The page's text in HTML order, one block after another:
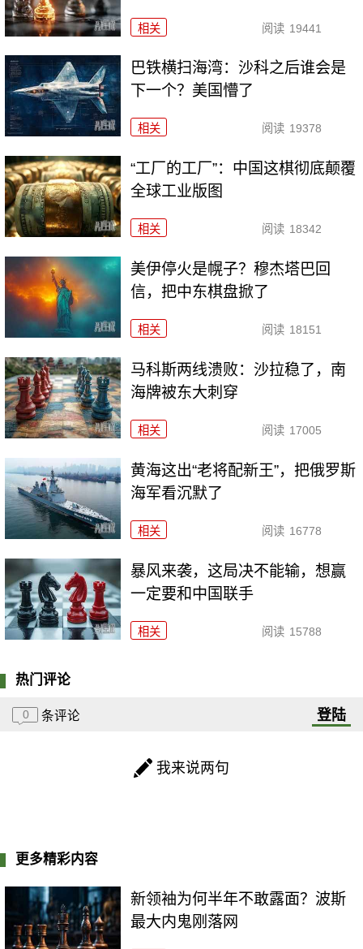
相关 阅读 19441
巴铁横扫海湾：沙科之后谁会是
下一个？美国懵了
相关 阅读 19378
“工厂的工厂”：中国这棋彻底颠覆
全球工业版图
相关 阅读 18342
美伊停火是幌子？穆杰塔巴回
信，把中东棋盘掀了
相关 阅读 18151
马科斯两线溃败：沙拉稳了，南
海牌被东大刺穿
相关 阅读 17005
黄海这出“老将配新王”，把俄罗斯
海军看沉默了
相关 阅读 16778
暴风来袭，这局决不能输，想赢
一定要和中国联手
相关 阅读 15788
热门评论
0 条评论 登陆
我来说两句
更多精彩内容
新领袖为何半年不敢露面？波斯
最大内鬼刚落网